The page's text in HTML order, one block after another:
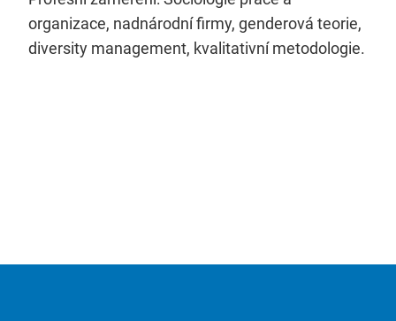
organizace, nadnárodní firmy, genderová teorie,
diversity management, kvalitativní metodologie.